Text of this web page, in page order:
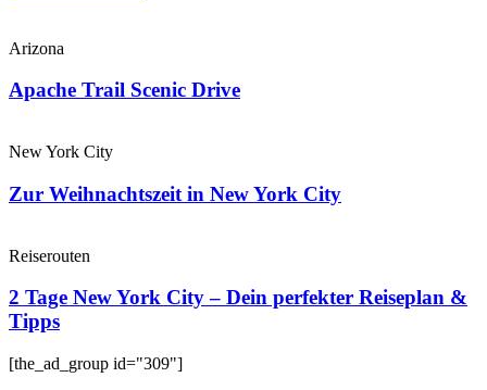
Arizona
Apache Trail Scenic Drive
New York City
Zur Weihnachtszeit in New York City
Reiserouten
2 Tage New York City – Dein perfekter Reiseplan &
Tipps
[the_ad_group id="309"]